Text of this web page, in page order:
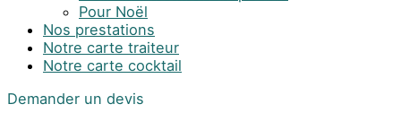
Pour Noël
Nos prestations
Notre carte traiteur
Notre carte cocktail
Demander un devis